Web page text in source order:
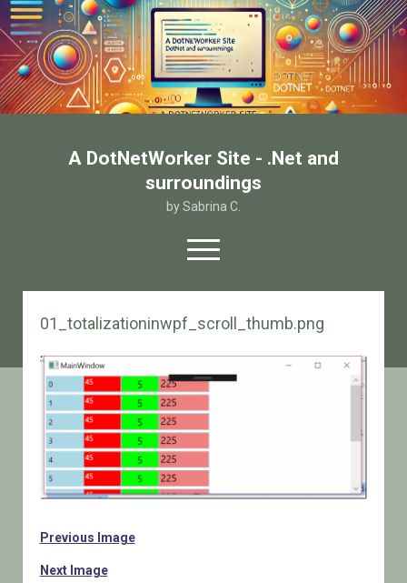
A DotNetWorker Site - .Net and
surroundings
by Sabrina C.
open
menu
twitterfacebook
email-form
Chi sono
01_totalizationinwpf_scroll_thumb.png
Previous Image
Next Image